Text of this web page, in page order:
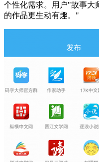
个性化需求。用户"故事大
的作品更生动有趣。"